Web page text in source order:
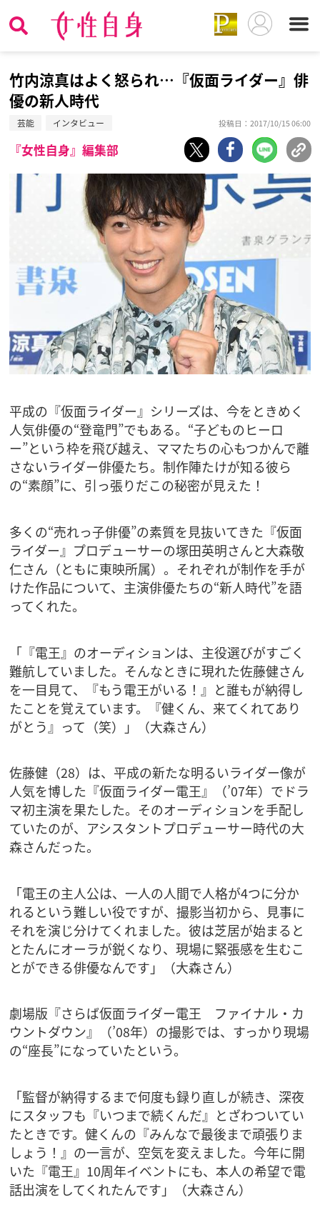
竹内涼真はよく怒られ…『仮面ライダー』俳
優の新人時代
芸能 インタビュー 投稿日：2017/10/15 06:00
『女性自身』編集部
平成の『仮面ライダー』シリーズは、今をときめく
人気俳優の“登竜門”でもある。“子どものヒーロ
ー”という枠を飛び越え、ママたちの心もつかんで離
さないライダー俳優たち。制作陣たけが知る彼ら
の“素顔”に、引っ張りだこの秘密が見えた！
多くの“売れっ子俳優”の素質を見抜いてきた『仮面
ライダー』プロデューサーの塚田英明さんと大森敬
仁さん（ともに東映所属）。それぞれが制作を手が
けた作品について、主演俳優たちの“新人時代”を語
ってくれた。
「『電王』のオーディションは、主役選びがすごく
難航していました。そんなときに現れた佐藤健さん
を一目見て、『もう電王がいる！』と誰もが納得し
たことを覚えています。『健くん、来てくれてあり
がとう』って（笑）」（大森さん）
佐藤健（28）は、平成の新たな明るいライダー像が
人気を博した『仮面ライダー電王』（’07年）でドラ
マ初主演を果たした。そのオーディションを手配し
ていたのが、アシスタントプロデューサー時代の大
森さんだった。
「電王の主人公は、一人の人間で人格が4つに分か
れるという難しい役ですが、撮影当初から、見事に
それを演じ分けてくれました。彼は芝居が始まると
とたんにオーラが鋭くなり、現場に緊張感を生むこ
とができる俳優なんです」（大森さん）
劇場版『さらば仮面ライダー電王 ファイナル・カ
ウントダウン』（’08年）の撮影では、すっかり現場
の“座長”になっていたという。
「監督が納得するまで何度も録り直しが続き、深夜
にスタッフも『いつまで続くんだ』とざわついてい
たときです。健くんの『みんなで最後まで頑張りま
しょう！』の一言が、空気を変えました。今年に開
いた『電王』10周年イベントにも、本人の希望で電
話出演をしてくれたんです」（大森さん）